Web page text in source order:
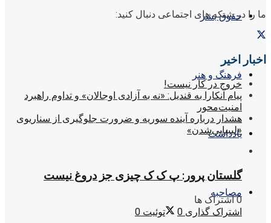
حقوق بشر
فرهنگ و هنر
یادداشت
مصاحبه
ما را در شبکه های اجتماعی دنبال کنید:
اخبار اخیر
خروج در کار نیست!
پیام آنکارا به قندیل: «نه به آزادی اوجالان» و تداوم راهبرد
امنیت‌محور
هشدار درباره آینده سوریه و ضرورت جلوگیری از سناریوی
«لیبیایی‌شدن»
گلستان پرور: پ ک ک چیزی جز دروغ نیست
0 اشتراک ها
اشتراک گذاری 0 توئیت 0